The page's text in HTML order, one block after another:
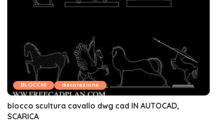
BLOCCHI decorazione
blocco scultura cavallo dwg cad IN AUTOCAD,
SCARICA